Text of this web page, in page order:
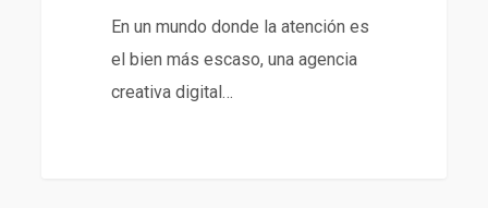
En un mundo donde la atención es
el bien más escaso, una agencia
creativa digital…